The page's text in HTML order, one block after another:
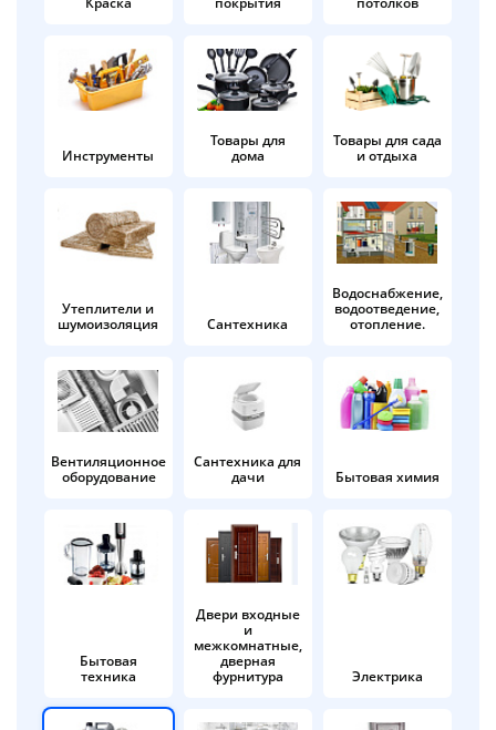
Инструменты
Товары для
дома
Товары для сада
и отдыха
Утеплители и
шумоизоляция
Сантехника
Водоснабжение,
водоотведение,
отопление.
Вентиляционное
оборудование
Сантехника для
дачи
Бытовая химия
Бытовая
техника
Двери входные
и
межкомнатные,
дверная
фурнитура
Электрика
в корзину
Оплачивайте сегодня только
25% картой любого банка
Получайте товар
выбранный способом
Оставшиеся
% будут
по25%каждые 2 недели
Подробнее
об оплате Плайтом
раз в 2
недели
Остались вопросы?
8 800 302-02-51
plait.ru